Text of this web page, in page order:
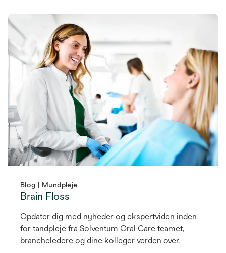
Blog | Mundpleje
Brain Floss
Opdater dig med nyheder og ekspertviden inden
for tandpleje fra Solventum Oral Care teamet,
brancheledere og dine kolleger verden over.